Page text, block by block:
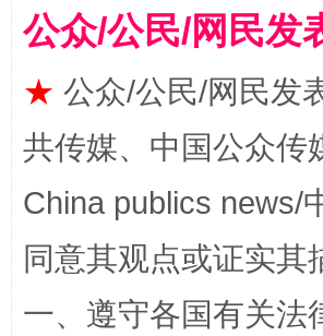
解纷+调解+退费，一次搞定
公众/公民/网民发
★ 公众/公民/网民发
共传媒、中国公众传
China publics news/
同意其观点或证实
一、遵守各国有关法